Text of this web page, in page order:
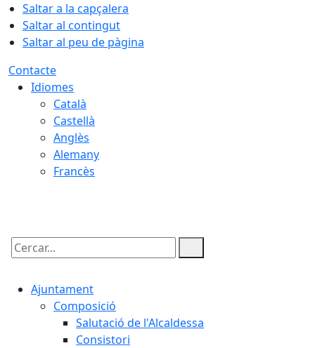
Saltar a la capçalera
Saltar al contingut
Saltar al peu de pàgina
Contacte
Idiomes
Català
Castellà
Anglès
Alemany
Francès
Cercar:
Ajuntament
Composició
Salutació de l'Alcaldessa
Consistori